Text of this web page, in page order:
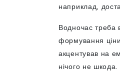
наприклад,
Водночас треба
формування
акцентував на
нічого не шкода.